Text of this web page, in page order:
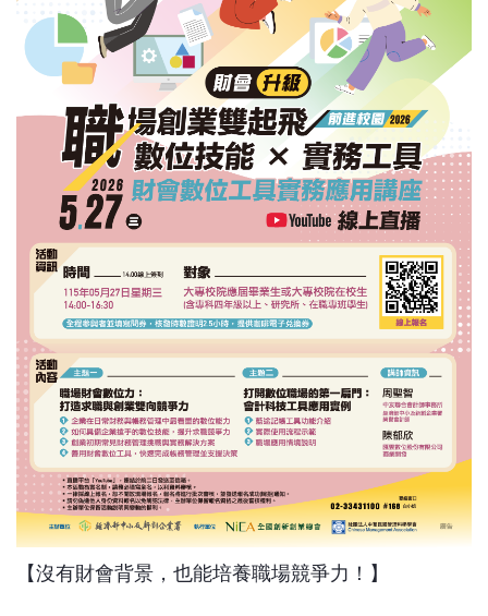
【沒有財會背景，也能培養職場競爭力！】